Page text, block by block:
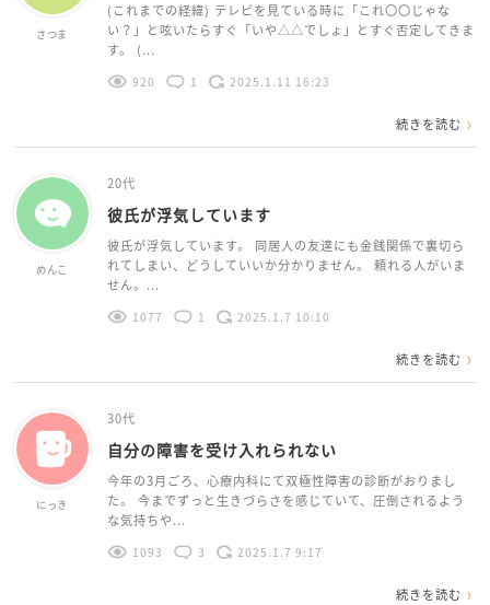
さつま
(これまでの経緯) テレビを見ている時に「これ〇〇じゃな
い？」と呟いたらすぐ「いや△△でしょ」とすぐ否定してきま
す。 (...
920 1 2025.1.11 16:23
続きを読む
めんこ
20代
彼氏が浮気しています
彼氏が浮気しています。 同居人の友達にも金銭関係で裏切ら
れてしまい、どうしていいか分かりません。 頼れる人がいま
せん。...
1077 1 2025.1.7 10:10
続きを読む
にっき
30代
自分の障害を受け入れられない
今年の3月ごろ、心療内科にて双極性障害の診断がおりまし
た。 今までずっと生きづらさを感じていて、圧倒されるよう
な気持ちや...
1093 3 2025.1.7 9:17
続きを読む